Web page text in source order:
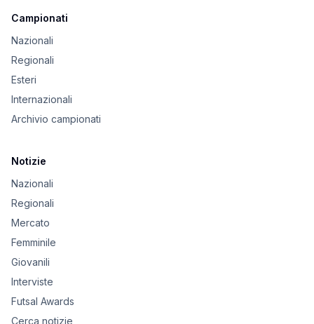
Campionati
Nazionali
Regionali
Esteri
Internazionali
Archivio campionati
Notizie
Nazionali
Regionali
Mercato
Femminile
Giovanili
Interviste
Futsal Awards
Cerca notizie